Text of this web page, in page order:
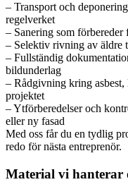
– Transport och
regelverket
– Sanering som
– Selektiv rivning av äldre
– Fullständig
bildunderlag
– Rådgivning kring asbest,
projektet
– Ytförberedelser och
eller ny fasad
Med oss får du en tydlig
redo för nästa entreprenör.
Material vi hanterar